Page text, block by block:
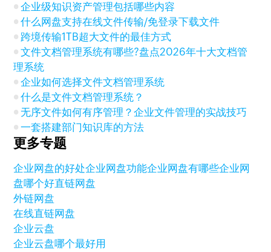
企业级知识资产管理包括哪些内容
什么网盘支持在线文件传输/免登录下载文件
跨境传输1TB超大文件的最佳方式
文件文档管理系统有哪些?盘点2026年十大文档管
理系统
企业如何选择文件文档管理系统
什么是文件文档管理系统？
无序文件如何有序管理？企业文件管理的实战技巧
一套搭建部门知识库的方法
更多专题
企业网盘的好处企业网盘功能企业网盘有哪些企业网
盘哪个好直链网盘
外链网盘
在线直链网盘
企业云盘
企业云盘哪个最好用